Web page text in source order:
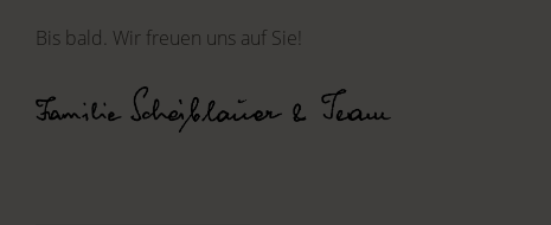
Bis bald. Wir freuen uns auf Sie!